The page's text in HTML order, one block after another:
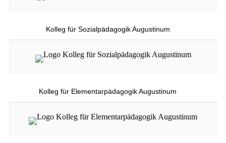
Kolleg für Sozialpädagogik Augustinum
Kolleg für Elementarpädagogik Augustinum